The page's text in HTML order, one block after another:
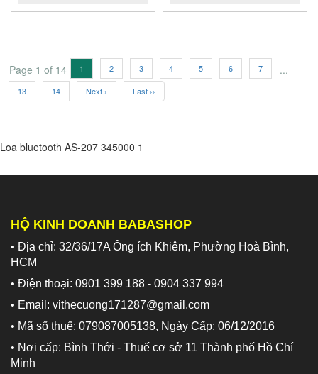
Page 1 of 14 1 2 3 4 5 6 7 ...
13 14 Next › Last ››
Loa bluetooth AS-207 345000 1
HỘ KINH DOANH BABASHOP
• Địa chỉ: 32/36/17A Ông ích Khiêm, Phường Hoà Bình,
HCM
• Điện thoại: 0901 399 188 - 0904 337 994
• Email: vithecuong171287@gmail.com
• Mã số thuế: 079087005138, Ngày Cấp: 06/12/2016
• Nơi cấp: Bình Thới - Thuế cơ sở 11 Thành phố Hồ Chí
Minh